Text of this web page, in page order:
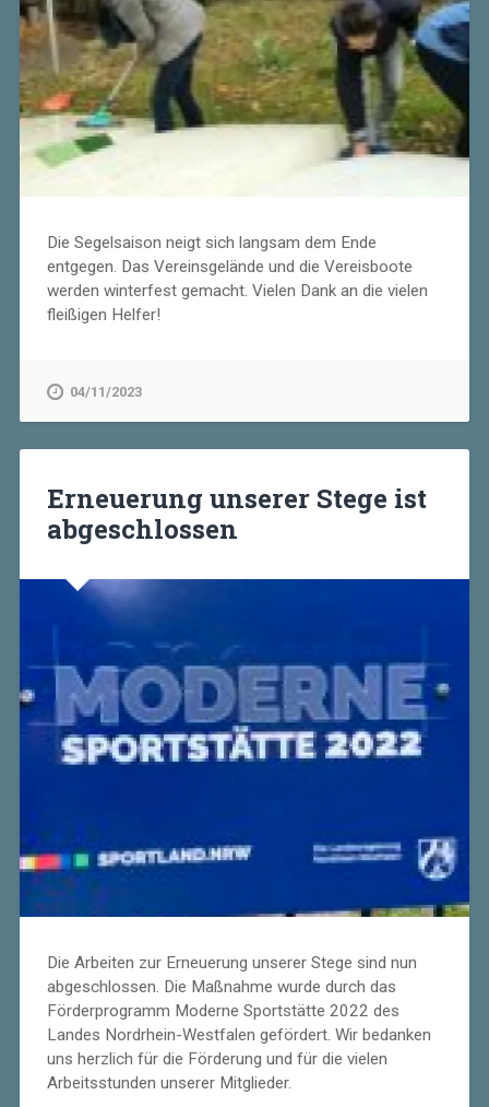
Die Segelsaison neigt sich langsam dem Ende
entgegen. Das Vereinsgelände und die Vereisboote
werden winterfest gemacht. Vielen Dank an die vielen
fleißigen Helfer!
04/11/2023
Erneuerung unserer Stege ist
abgeschlossen
Die Arbeiten zur Erneuerung unserer Stege sind nun
abgeschlossen. Die Maßnahme wurde durch das
Förderprogramm Moderne Sportstätte 2022 des
Landes Nordrhein-Westfalen gefördert. Wir bedanken
uns herzlich für die Förderung und für die vielen
Arbeitsstunden unserer Mitglieder.